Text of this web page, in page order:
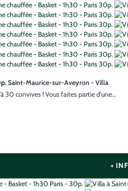
Saint-Maurice-sur-Aveyron - Villa
30 convives ! Vous faites partie d’une...
+